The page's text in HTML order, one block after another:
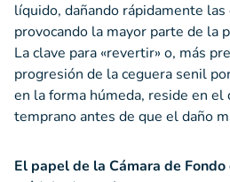
líquido, dañando rápidamente
provocando la mayor parte de la
La clave para «revertir» o, más
progresión de la ceguera senil
en la forma húmeda, reside en
temprano antes de que el daño
El papel de la Cámara de